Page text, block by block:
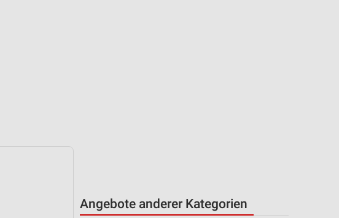
Angebote anderer Kategorien